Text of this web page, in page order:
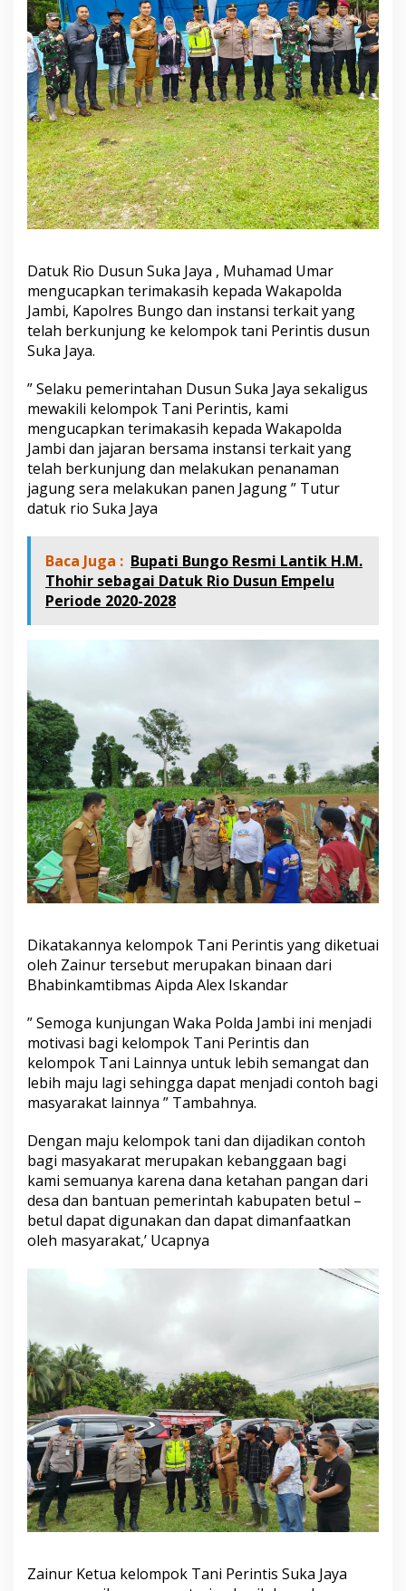
a
K
a
b
u
p
a
t
e
n
B
u
n
g
Datuk Rio Dusun Suka Jaya , Muhamad Umar
mengucapkan terimakasih kepada Wakapolda
Jambi, Kapolres Bungo dan instansi terkait yang
telah berkunjung ke kelompok tani Perintis dusun
Suka Jaya.
” Selaku pemerintahan Dusun Suka Jaya sekaligus
mewakili kelompok Tani Perintis, kami
mengucapkan terimakasih kepada Wakapolda
Jambi dan jajaran bersama instansi terkait yang
telah berkunjung dan melakukan penanaman
jagung sera melakukan panen Jagung ” Tutur
datuk rio Suka Jaya
Baca Juga : Bupati Bungo Resmi Lantik H.M.
Thohir sebagai Datuk Rio Dusun Empelu
Periode 2020-2028
Dikatakannya kelompok Tani Perintis yang diketuai
oleh Zainur tersebut merupakan binaan dari
Bhabinkamtibmas Aipda Alex Iskandar
” Semoga kunjungan Waka Polda Jambi ini menjadi
motivasi bagi kelompok Tani Perintis dan
kelompok Tani Lainnya untuk lebih semangat dan
lebih maju lagi sehingga dapat menjadi contoh bagi
masyarakat lainnya ” Tambahnya.
Dengan maju kelompok tani dan dijadikan contoh
bagi masyakarat merupakan kebanggaan bagi
kami semuanya karena dana ketahan pangan dari
desa dan bantuan pemerintah kabupaten betul –
betul dapat digunakan dan dapat dimanfaatkan
oleh masyarakat,’ Ucapnya
Zainur Ketua kelompok Tani Perintis Suka Jaya